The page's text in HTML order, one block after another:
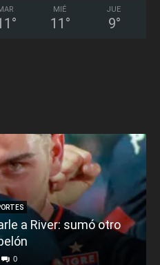
°
MIÉ
11 °
JUE
9°
a River: sumó otro
0